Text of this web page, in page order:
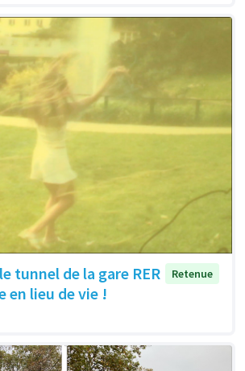
tunnel de la gare RER
en lieu de vie !
Retenue